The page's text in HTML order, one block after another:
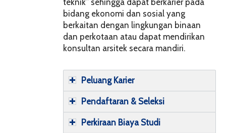
bidang ekonomi dan sosial yang
berkaitan dengan lingkungan binaan
dan perkotaan atau dapat mendirikan
konsultan arsitek secara mandiri.
Peluang Karier
Pendaftaran & Seleksi
Perkiraan Biaya Studi